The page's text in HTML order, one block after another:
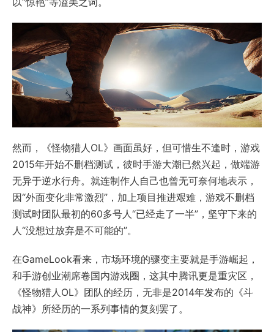
然而，《怪物猎人OL》画面虽好，但可惜生不逢时，游戏
2015年开始不删档测试，彼时手游大潮已然兴起，做端游
无异于逆水行舟。就连制作人自己也曾无可奈何地表示，
因“外面变化非常激烈”，加上项目推进艰难，游戏不删档
测试时团队最初的60多号人“已经走了一半”，坚守下来的
人“没想过放弃是不可能的”。
在GameLook看来，市场环境的骤变主要就是手游崛起，
和手游创业潮席卷国内游戏圈，这其中腾讯更是重灾区，
《怪物猎人OL》团队的经历，无非是2014年发布的《斗
战神》所经历的一系列事情的复刻罢了。